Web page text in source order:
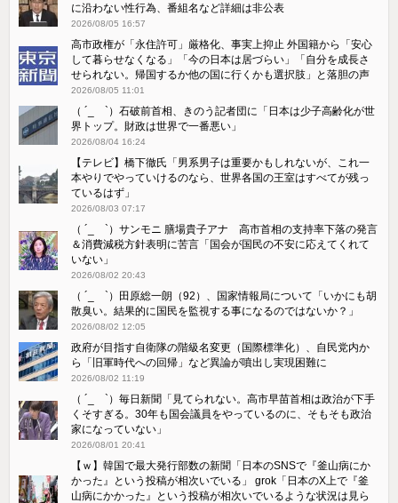
に沿わない性行為、番組名など詳細は非公表
2026/08/05 16:57
高市政権が「永住許可」厳格化、事実上抑止 外国籍から「安心
して暮らせなくなる」「今の日本は居づらい」「自分を成長さ
せられない。帰国するか他の国に行くかも選択肢」と落胆の声
2026/08/05 11:01
（ ´_ゝ`）石破前首相、きのう記者団に「日本は少子高齢化が世
界トップ。財政は世界で一番悪い」
2026/08/04 16:24
【テレビ】橋下徹氏「男系男子は重要かもしれないが、これ一
本やりでやっていけるのなら、世界各国の王室はすべてが残っ
ているはず」
2026/08/03 07:17
（ ´_ゝ`）サンモニ 膳場貴子アナ 高市首相の支持率下落の発言
＆消費減税方針表明に苦言「国会が国民の不安に応えてくれて
いない」
2026/08/02 20:43
（ ´_ゝ`）田原総一朗（92）、国家情報局について「いかにも胡
散臭い。結果的に国民を監視する事になるのではないか？」
2026/08/02 12:05
政府が目指す自衛隊の階級名変更（国際標準化）、自民党内か
ら「旧軍時代への回帰」など異論が噴出し実現困難に
2026/08/02 11:19
（ ´_ゝ`）毎日新聞「見てられない。高市早苗首相は政治が下手
くそすぎる。30年も国会議員をやっているのに、そもそも政治
家になっていない」
2026/08/01 20:41
【ｗ】韓国で最大発行部数の新聞「日本のSNSで『釜山病にか
かった』という投稿が相次いでいる」 grok「日本のX上で『釜
山病にかかった』という投稿が相次いでいるような状況は見ら